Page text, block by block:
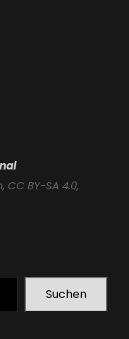
, CC BY-SA 4.0,
Suchen